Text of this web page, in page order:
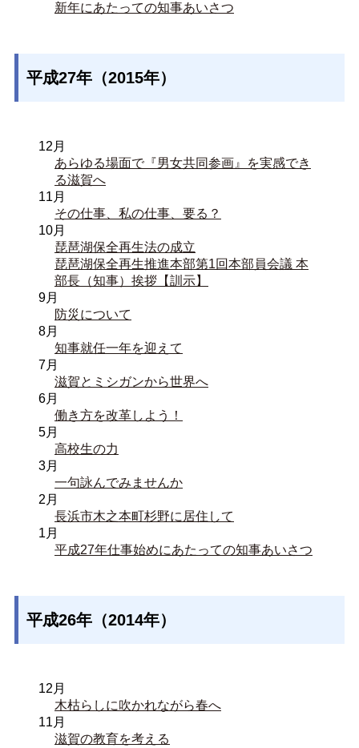
新年にあたっての知事あいさつ
平成27年（2015年）
12月
あらゆる場面で『男女共同参画』を実感でき
る滋賀へ
11月
その仕事、私の仕事、要る？
10月
琵琶湖保全再生法の成立
琵琶湖保全再生推進本部第1回本部員会議 本
部長（知事）挨拶【訓示】
9月
防災について
8月
知事就任一年を迎えて
7月
滋賀とミシガンから世界へ
6月
働き方を改革しよう！
5月
高校生の力
3月
一句詠んでみませんか
2月
長浜市木之本町杉野に居住して
1月
平成27年仕事始めにあたっての知事あいさつ
平成26年（2014年）
12月
木枯らしに吹かれながら春へ
11月
滋賀の教育を考える